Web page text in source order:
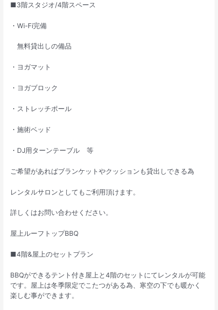
■3階スタジオ/4階スペース
・Wi-Fi完備
無料貸出しの備品
・ヨガマット
・ヨガブロック
・ストレッチポール
・施術ベッド
・DJ用ターンテーブル 等
ご希望があればブランケットやクッションも貸出しできる為
レンタルサロンとしてもご利用頂けます。
詳しくはお問い合わせください。
屋上ルーフトップBBQ
■4階&屋上のセットプラン
BBQができるテント付き屋上と4階のセットにてレンタルが可能
です。屋上は冬季限定でこたつがある為、寒空の下でも暖かく
楽しむ事ができます。